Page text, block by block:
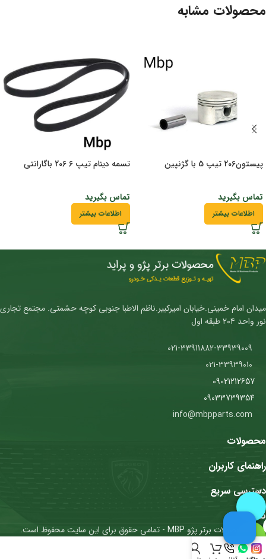
محصولات مشابه
پیستون206 تیپ 5 با گژنپین
تماس بگیرید
اطلاعات بیشتر
تسمه دینام تیپ 6 206 باگارانتی
تماس بگیرید
اطلاعات بیشتر
میدان امام خمینی.خیابان امیرکبیر.ناظم الاطبا جنوبی کوچه حشمتی. مجتمع تجاری
نور واحد ۲۰۴ طبقه اول
09021212657
09033739354
محصولات
راهنمای کاربران
دسترسی سریع
نمادها
محصولات برتر پژو MBP - تمامی حقوق برای این سایت محفوظ است.